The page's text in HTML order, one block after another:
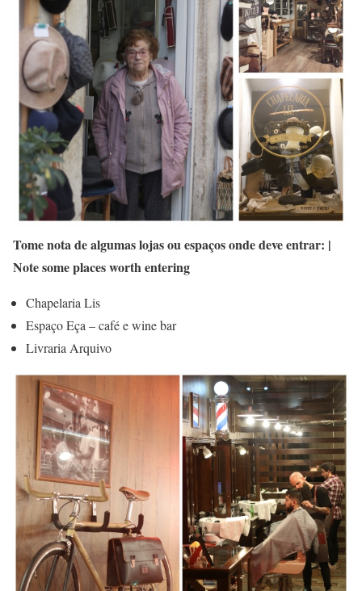
Tome nota de algumas lojas ou espaços onde deve entrar: |
Note some places worth entering
Chapelaria Lis
Espaço Eça – café e wine bar
Livraria Arquivo